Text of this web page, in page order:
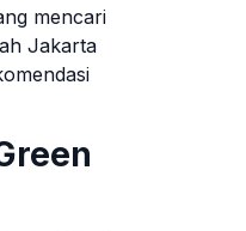
mencari
Jakarta